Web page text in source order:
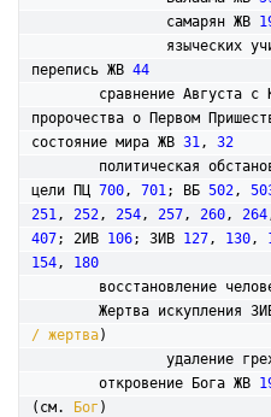
		самарян ЖВ
языческих
перепись ЖВ 44
сравнение Августа с
пророчества о Первом
состояние мира ЖВ 31, 32
политическая
цели ПЦ 700, 701; ВБ 502,
251, 252, 254, 257, 260, 264
407; 2ИВ 106; 3ИВ 127, 130,
154, 180
восстановление
Жертва искупления
/ жертва)
удаление
	откровение Бога ЖВ
(см.
Бог )